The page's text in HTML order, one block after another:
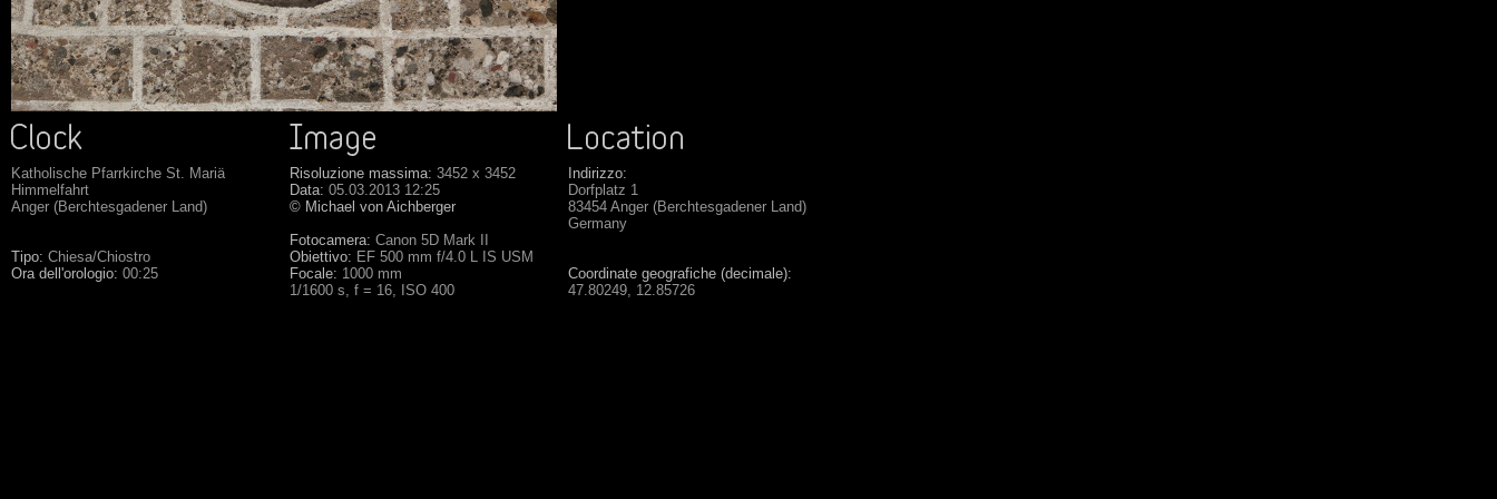
Katholische Pfarrkirche St. Mariä
Himmelfahrt
Anger (Berchtesgadener Land)
Tipo: Chiesa/Chiostro
Ora dell'orologio: 00:25
Risoluzione massima: 3452 x 3452
Data: 05.03.2013 12:25
© Michael von Aichberger
Fotocamera: Canon 5D Mark II
Obiettivo: EF 500 mm f/4.0 L IS USM
Focale: 1000 mm
1/1600 s, f = 16, ISO 400
Indirizzo:
Dorfplatz 1
83454 Anger (Berchtesgadener Land)
Germany
Coordinate geografiche (decimale):
47.80249, 12.85726